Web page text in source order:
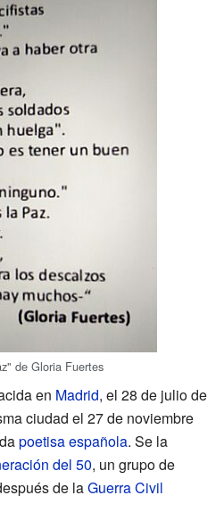
de Gloria Fuertes
en Madrid, el 28 de julio de
ciudad el 27 de noviembre
poetisaespañola. Se la
del 50, un grupo de
de laGuerra Civil